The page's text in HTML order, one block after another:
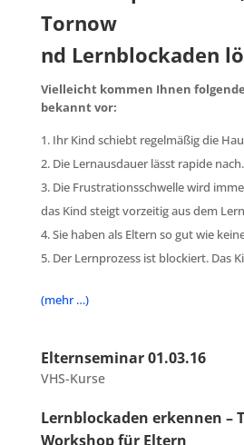
nd Lernblockaden
Vielleicht kommen Ihnen
bekannt vor:
Ihr Kind schiebt regelmäßig die
Die Lernausdauer lässt rapide nach.
Die Frustrationsschwelle wird
das Kind steigt vorzeitig aus dem
Sie haben als Eltern so gut wie
Der Lernprozess ist blockiert. Das
(mehr …)
Elternseminar 01.03.16
VHS-Kurse
Lernblockaden erkennen –
Workshop für Eltern